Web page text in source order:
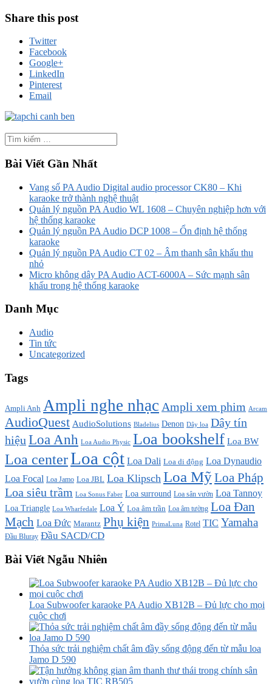
Share this post
Twitter
Facebook
Google+
LinkedIn
Pinterest
Email
Bài Viết Gần Nhất
Vang số PA Audio Digital audio processor CK80 – Khi
karaoke trở thành nghệ thuật
Quản lý nguồn PA Audio WL 1608 – Chuyên nghiệp hơn với
hệ thống karaoke
Quản lý nguồn PA Audio DCP 1008 – Ổn định hệ thống
karaoke
Quản lý nguồn PA Audio CT 02 – Âm thanh sân khấu thu
nhỏ
Micro không dây PA Audio ACT-6000A – Sức mạnh sân
khấu trong hệ thống karaoke
Danh Mục
Audio
Tin tức
Uncategorized
Tags
Ampli Anh Ampli nghe nhạc Ampli xem phim Arcam
AudioQuest AudioSolutions Bladelius Denon Dây loa Dây tín
hiệu Loa Anh Loa Audio Physic Loa bookshelf Loa BW
Loa centerLoa cột Loa Dali Loa di động Loa Dynaudio
Loa Focal Loa Jamo Loa JBL Loa Klipsch Loa MỹLoa Pháp
Loa siêu trầm Loa Sonus Faber Loa surround Loa sân vườn Loa Tannoy
Loa Triangle Loa Wharfedale Loa Ý Loa âm trần Loa âm tường Loa Đan
Mạch Loa Đức Marantz Phụ kiện PrimaLuna Rotel TIC Yamaha
Đầu Bluray Đầu SACD/CD
Bài Viết Ngẫu Nhiên
Loa Subwoofer karaoke PA Audio XB12B – Đủ lực cho mọi
cuộc chơi
Thỏa sức trải nghiệm chất âm đầy sống động đến từ mẫu loa
Jamo D 590